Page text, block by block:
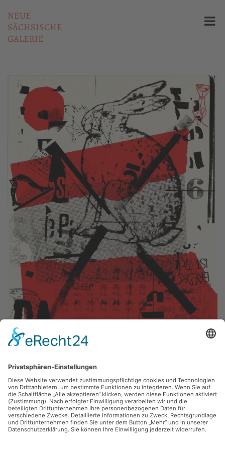
NEUE
SÄCHSISCHE
GALERIE
Wolfgang Petrovsky, Frank Voigt,o. T.
2000, Siebdruck (Serigrafie), 42 x 59.5 cm, Inv.: 100-SG-2000-059
zurück